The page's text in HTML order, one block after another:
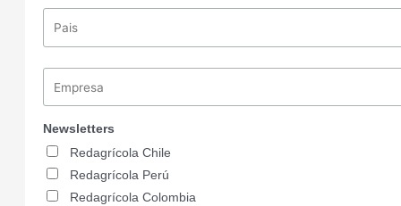
Newsletters
Redagrícola Chile
Redagrícola Perú
Redagrícola Colombia